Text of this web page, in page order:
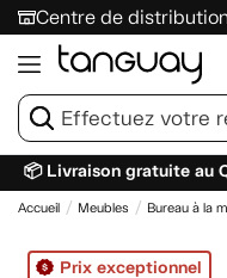
Centre de
📦 Livraison gratuite au
Accueil Meubles Bureau à la
Prix exceptionnel